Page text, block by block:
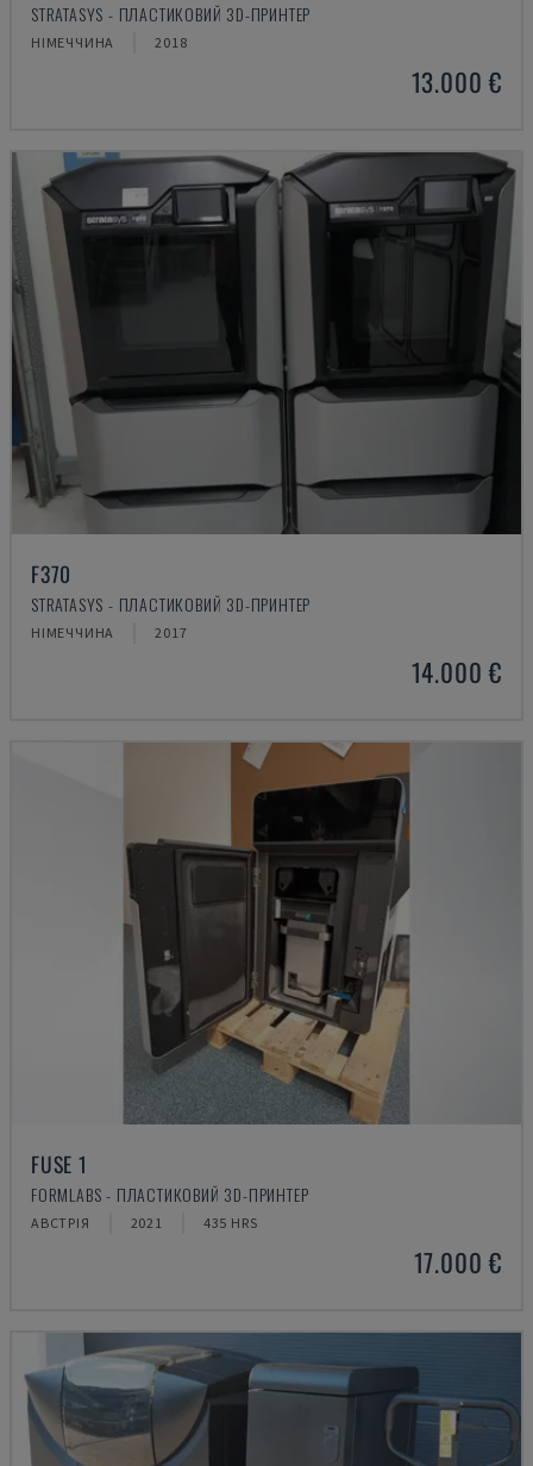
STRATASYS - ПЛАСТИКОВИЙ 3D-ПРИНТЕР
НІМЕЧЧИНА 2018
13.000 €
F370
STRATASYS - ПЛАСТИКОВИЙ 3D-ПРИНТЕР
НІМЕЧЧИНА 2017
14.000 €
FUSE 1
FORMLABS - ПЛАСТИКОВИЙ 3D-ПРИНТЕР
АВСТРІЯ 2021 435 HRS
17.000 €